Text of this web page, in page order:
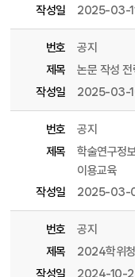
작성일 2025-03-
번호
공지
제목
논문 작성
작성일
2025-03-
번호
공지
제목
학술연구정
이용교육
작성일
2025-03-
번호
공지
제목
2024학위청
작성일
2024-10-